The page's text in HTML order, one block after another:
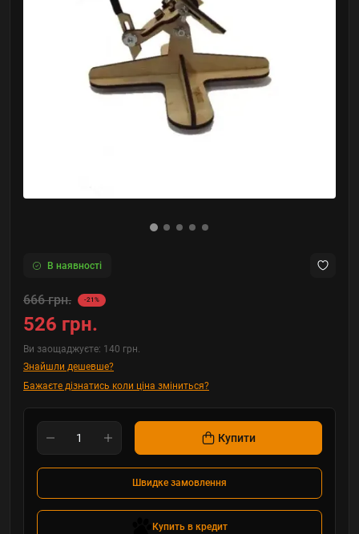
В наявності
666 грн. -21%
526 грн.
Ви заощаджуєте: 140 грн.
Знайшли дешевше?
Бажаєте дізнатись коли ціна зміниться?
Купити
Швидке замовлення
Купить в кредит